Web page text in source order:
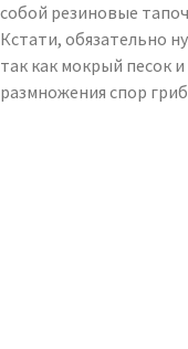
собой резиновые
Кстати, обязательно
так как мокрый песок
размножения спор